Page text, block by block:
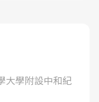
大學附設中和紀